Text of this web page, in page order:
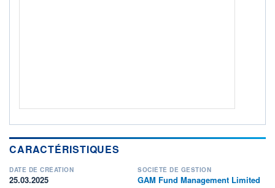
CARACTÉRISTIQUES
DATE DE CRÉATION
25.03.2025
SOCIÉTÉ DE GESTION
GAM Fund Management Limited